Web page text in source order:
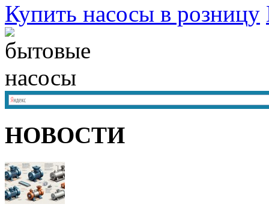
Купить насосы в розницу
НОВОСТИ